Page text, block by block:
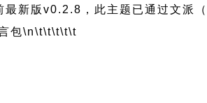
新版v0.2.8，此主题已通过文派
包\n\t\t\t\t\t